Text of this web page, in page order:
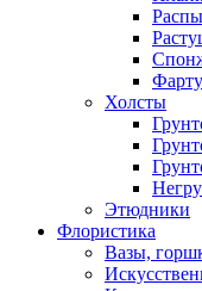
Холсты
Этюдники
Флористика
Вазы,